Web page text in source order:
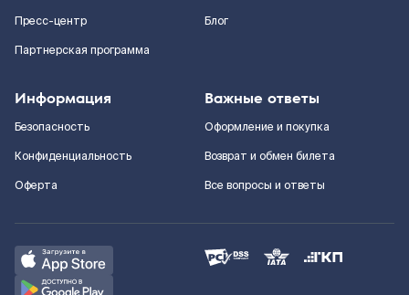
Пресс-центр
Партнерская программа
Блог
Информация
Безопасность
Конфиденциальность
Оферта
Важные ответы
Оформление и покупка
Возврат и обмен билета
Все вопросы и ответы